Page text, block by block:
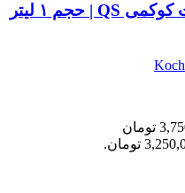
بهترین اسپری واکس پر سرعت کوکمی QS | حجم ۱ لیتر
قیمت اصلی: 3,750,000 تومان